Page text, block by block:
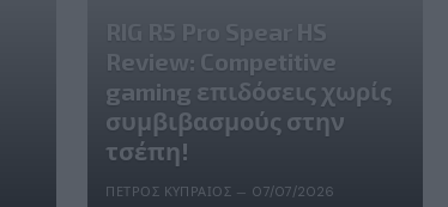
RIG R5 Pro Spear HS
Review: Competitive
gaming επιδόσεις χωρίς
συμβιβασμούς στην
τσέπη!
ΠΈΤΡΟΣ ΚΥΠΡΑΊΟΣ 07/07/2026